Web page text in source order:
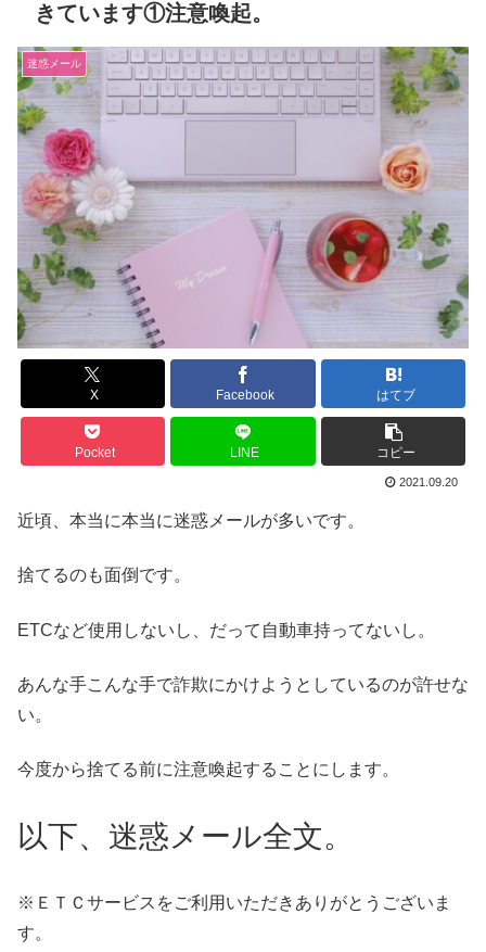
きています①注意喚起。
迷惑メール
X Facebook はてブ
Pocket LINE コピー
2021.09.20
近頃、本当に本当に迷惑メールが多いです。
捨てるのも面倒です。
ETCなど使用しないし、だって自動車持ってないし。
あんな手こんな手で詐欺にかけようとしているのが許せな
い。
今度から捨てる前に注意喚起することにします。
以下、迷惑メール全文。
※ＥＴＣサービスをご利用いただきありがとうございま
す。